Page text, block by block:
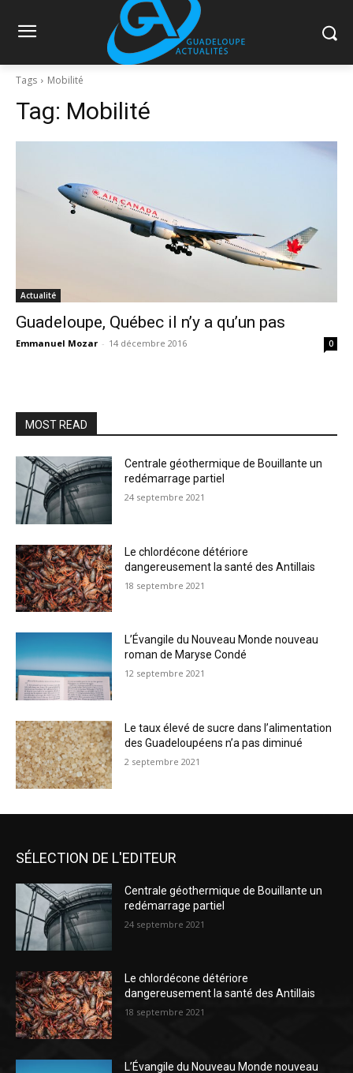
Tags Mobilité
Tag: Mobilité
Actualité
Guadeloupe, Québec il n’y a qu’un pas
Emmanuel Mozar - 14 décembre 2016 0
MOST READ
Centrale géothermique de Bouillante un
redémarrage partiel
24 septembre 2021
Le chlordécone détériore
dangereusement la santé des Antillais
18 septembre 2021
L’Évangile du Nouveau Monde nouveau
roman de Maryse Condé
12 septembre 2021
Le taux élevé de sucre dans l’alimentation
des Guadeloupéens n’a pas diminué
2 septembre 2021
SÉLECTION DE L'EDITEUR
Centrale géothermique de Bouillante un
redémarrage partiel
24 septembre 2021
Le chlordécone détériore
dangereusement la santé des Antillais
18 septembre 2021
L’Évangile du Nouveau Monde nouveau